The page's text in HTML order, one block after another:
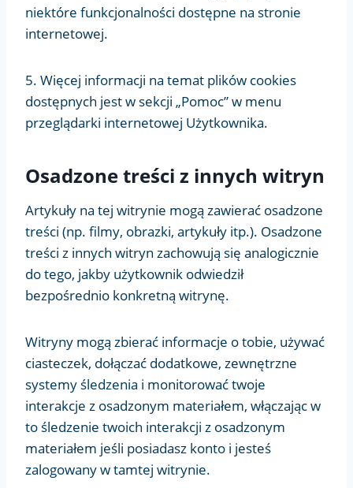
niektóre funkcjonalności dostępne na stronie
internetowej.
5. Więcej informacji na temat plików cookies
dostępnych jest w sekcji „Pomoc” w menu
przeglądarki internetowej Użytkownika.
Osadzone treści z innych witryn
Artykuły na tej witrynie mogą zawierać osadzone
treści (np. filmy, obrazki, artykuły itp.). Osadzone
treści z innych witryn zachowują się analogicznie
do tego, jakby użytkownik odwiedził
bezpośrednio konkretną witrynę.
Witryny mogą zbierać informacje o tobie, używać
ciasteczek, dołączać dodatkowe, zewnętrzne
systemy śledzenia i monitorować twoje
interakcje z osadzonym materiałem, włączając w
to śledzenie twoich interakcji z osadzonym
materiałem jeśli posiadasz konto i jesteś
zalogowany w tamtej witrynie.